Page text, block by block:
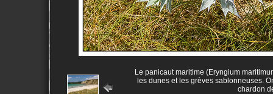
Le panicaut maritime (Eryngium
les dunes et les grèves sablonneuses.
chardon